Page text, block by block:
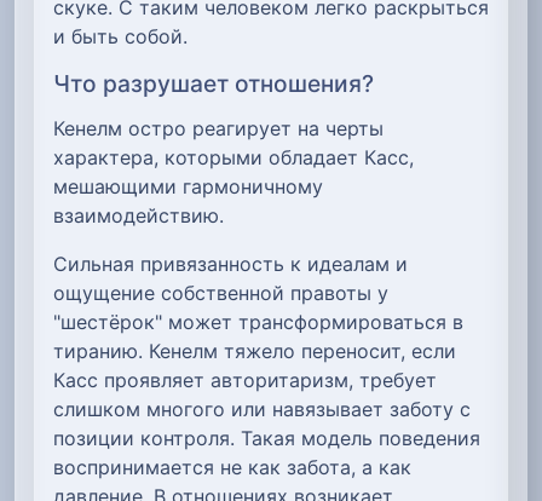
скуке. С таким человеком легко раскрыться
и быть собой.
Что разрушает отношения?
Кенелм остро реагирует на черты
характера, которыми обладает Касс,
мешающими гармоничному
взаимодействию.
Сильная привязанность к идеалам и
ощущение собственной правоты у
"шестёрок" может трансформироваться в
тиранию. Кенелм тяжело переносит, если
Касс проявляет авторитаризм, требует
слишком многого или навязывает заботу с
позиции контроля. Такая модель поведения
воспринимается не как забота, а как
давление. В отношениях возникает